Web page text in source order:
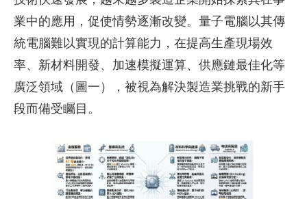
業中的應用，促使情勢逐漸改變。量子電腦以其傳
統電腦難以實現的計算能力，在提高生產現場效
率、新材料開發、加速模擬運算、供應鏈最佳化等
廣泛領域（圖一），被視為解決製造業挑戰的新手
段而備受矚目。